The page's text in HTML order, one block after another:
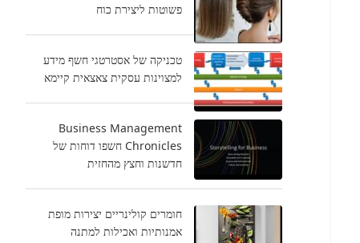
פשוטות ליצירת כוח
טכניקה של אסטרטגי חשף מידע
למצוינות עסקית צאצאית קיימא
Business Management
Chronicles חשפו דוחות של
חדשנות וחצץ מהחזית
חומרים קולינריים יצירות מופת
אמנותיות ואכילות למתנה